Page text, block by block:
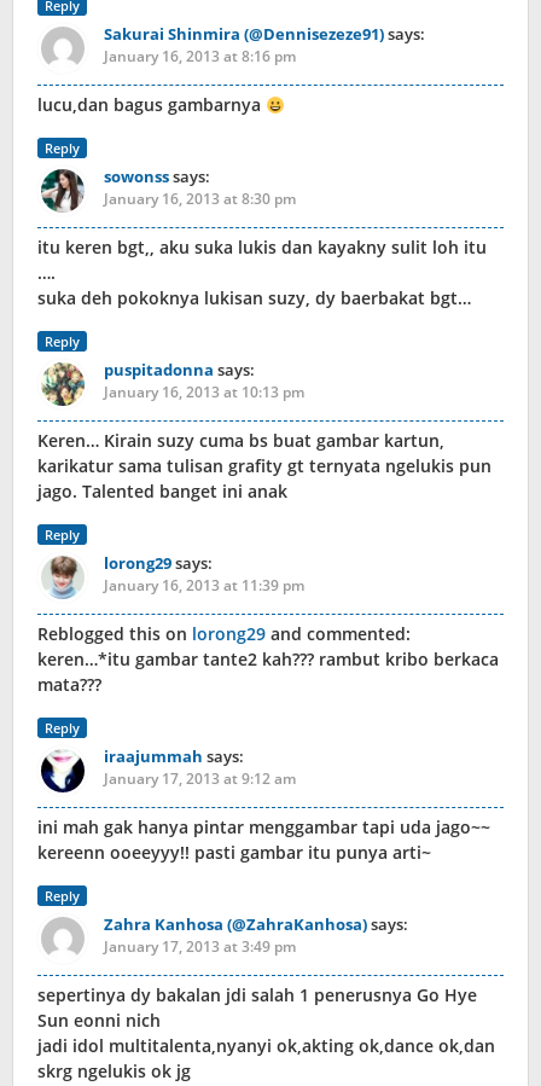
Reply
Sakurai Shinmira (@Dennisezeze91)says:
January 16, 2013 at 8:16 pm
lucu,dan bagus gambarnya
Reply
sowonsssays:
January 16, 2013 at 8:30 pm
itu keren bgt,, aku suka lukis dan kayakny sulit loh itu
….
suka deh pokoknya lukisan suzy, dy baerbakat bgt…
Reply
puspitadonna says:
January 16, 2013 at 10:13 pm
Keren… Kirain suzy cuma bs buat gambar kartun,
karikatur sama tulisan grafity gt ternyata ngelukis pun
jago. Talented banget ini anak
Reply
lorong29says:
January 16, 2013 at 11:39 pm
Reblogged this on lorong29 and commented:
keren…*itu gambar tante2 kah??? rambut kribo berkaca
mata???
Reply
iraajummah says:
January 17, 2013 at 9:12 am
ini mah gak hanya pintar menggambar tapi uda jago~~
kereenn ooeeyyy!! pasti gambar itu punya arti~
Reply
Zahra Kanhosa (@ZahraKanhosa)says:
January 17, 2013 at 3:49 pm
sepertinya dy bakalan jdi salah 1 penerusnya Go Hye
Sun eonni nich
jadi idol multitalenta,nyanyi ok,akting ok,dance ok,dan
skrg ngelukis ok jg